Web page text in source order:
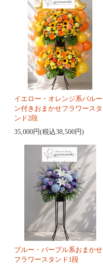
イエロー・オレンジ系バルー
ン付きおまかせフラワースタ
ンド2段
35,000円(税込38,500円)
ブルー・パープル系おまかせ
フラワースタンド1段